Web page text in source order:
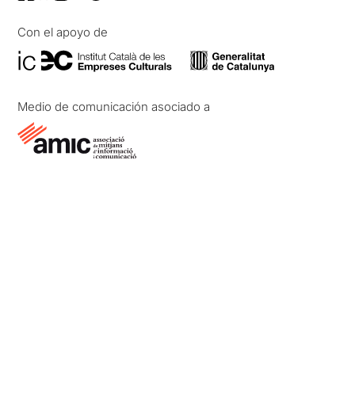
Con el apoyo de
Medio de comunicación asociado a